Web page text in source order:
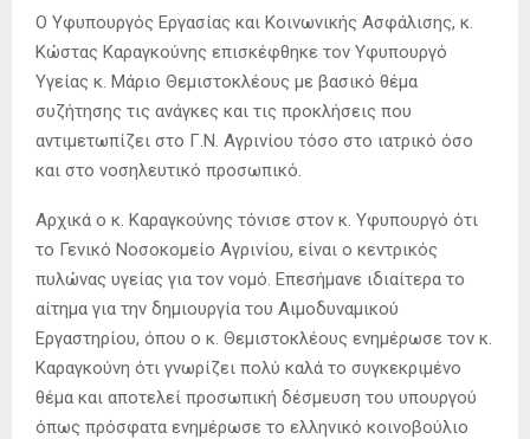
Ο Υφυπουργός Εργασίας και Κοινωνικής Ασφάλισης, κ.
Κώστας Καραγκούνης επισκέφθηκε τον Υφυπουργό
Υγείας κ. Μάριο Θεμιστοκλέους με βασικό θέμα
συζήτησης τις ανάγκες και τις προκλήσεις που
αντιμετωπίζει στο Γ.Ν. Αγρινίου τόσο στο ιατρικό όσο
και στο νοσηλευτικό προσωπικό.
Αρχικά ο κ. Καραγκούνης τόνισε στον κ. Υφυπουργό ότι
το Γενικό Νοσοκομείο Αγρινίου, είναι ο κεντρικός
πυλώνας υγείας για τον νομό. Επεσήμανε ιδιαίτερα το
αίτημα για την δημιουργία του Αιμοδυναμικού
Εργαστηρίου, όπου ο κ. Θεμιστοκλέους ενημέρωσε τον κ.
Καραγκούνη ότι γνωρίζει πολύ καλά το συγκεκριμένο
θέμα και αποτελεί προσωπική δέσμευση του υπουργού
όπως πρόσφατα ενημέρωσε το ελληνικό κοινοβούλιο